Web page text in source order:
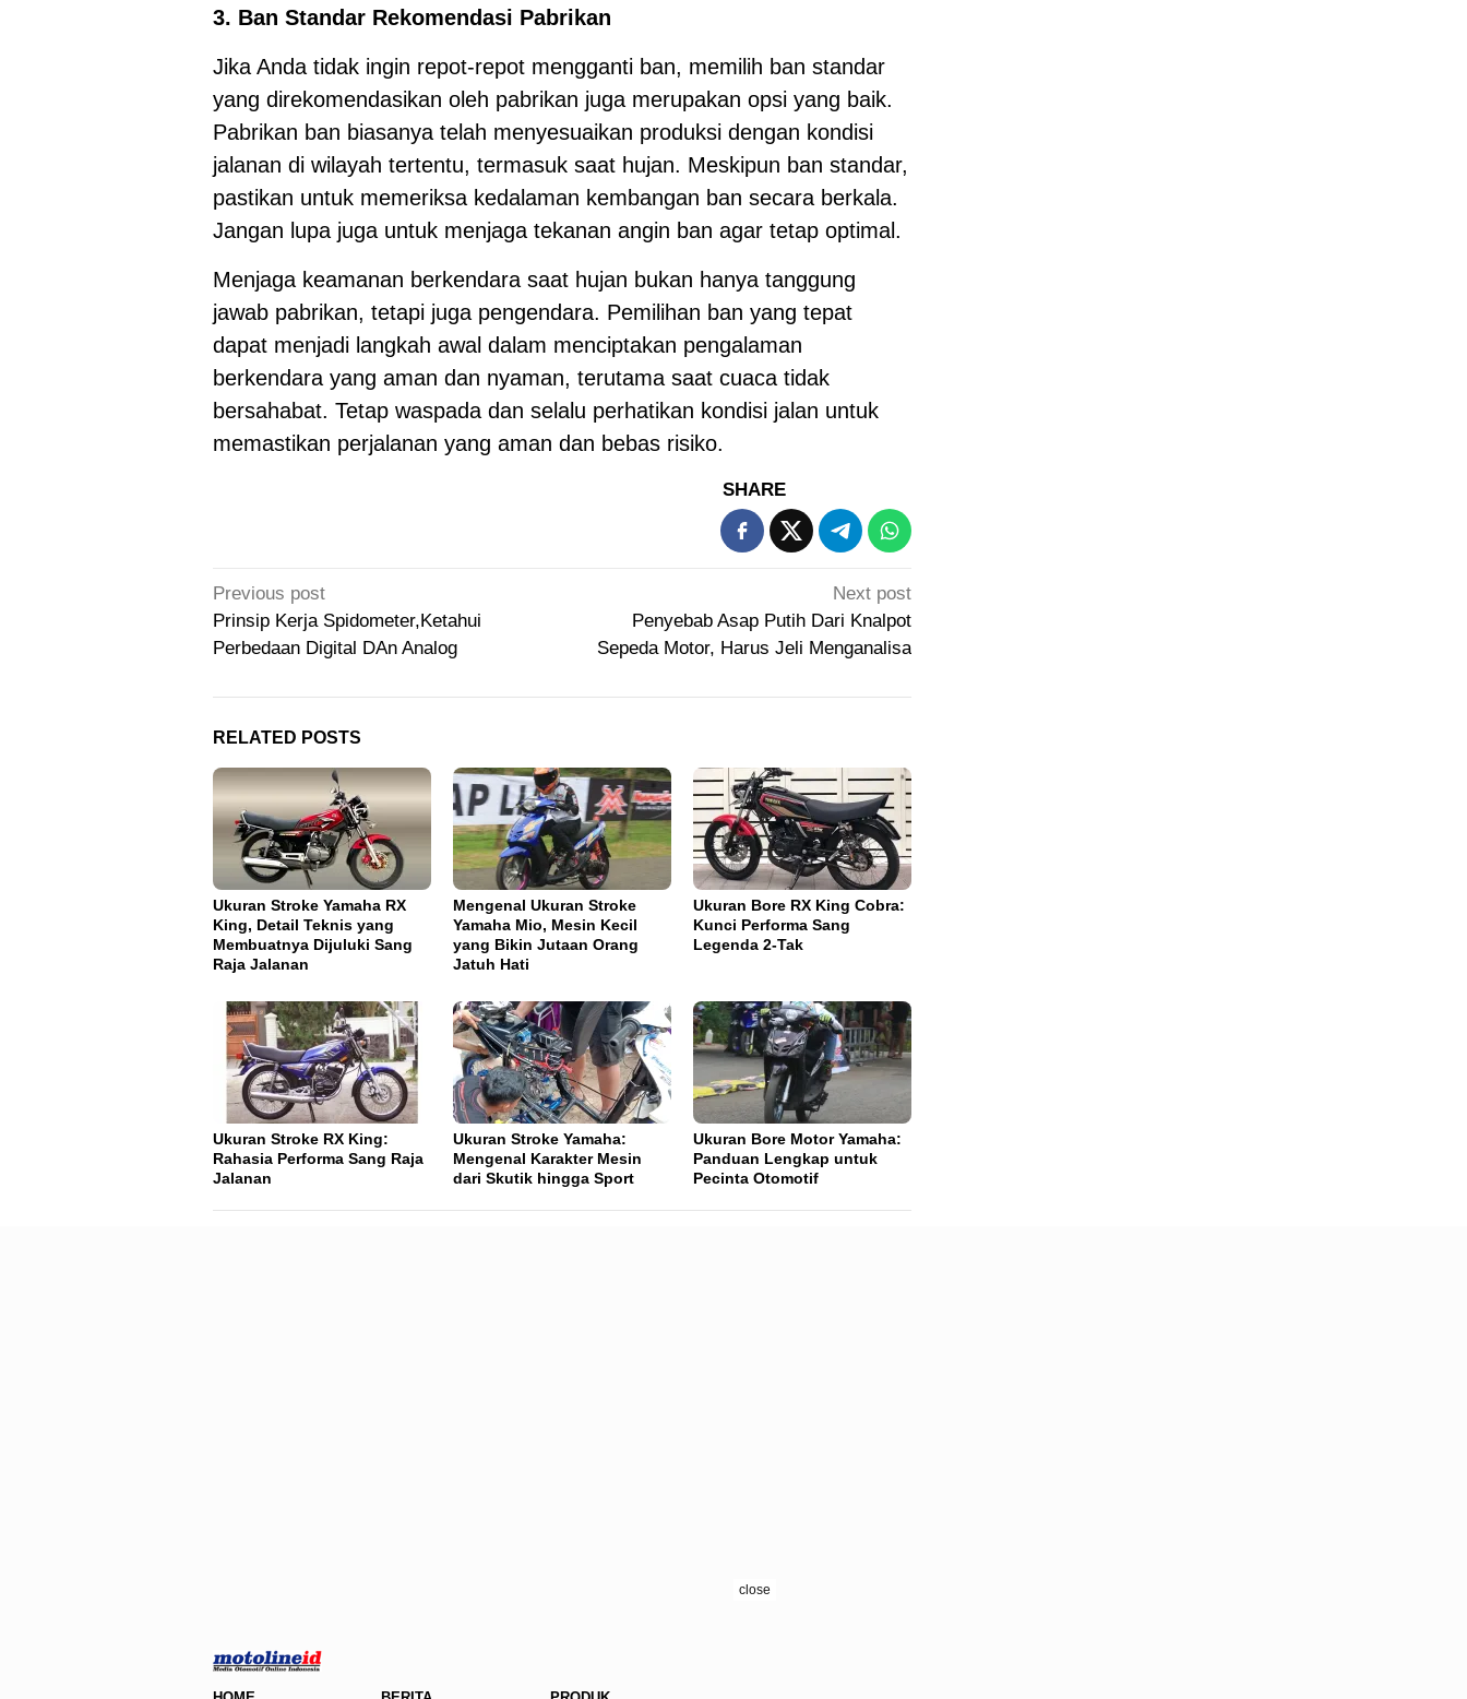
3. Ban Standar Rekomendasi Pabrikan
Jika Anda tidak ingin repot-repot mengganti ban, memilih ban standar
yang direkomendasikan oleh pabrikan juga merupakan opsi yang baik.
Pabrikan ban biasanya telah menyesuaikan produksi dengan kondisi
jalanan di wilayah tertentu, termasuk saat hujan. Meskipun ban standar,
pastikan untuk memeriksa kedalaman kembangan ban secara berkala.
Jangan lupa juga untuk menjaga tekanan angin ban agar tetap optimal.
Menjaga keamanan berkendara saat hujan bukan hanya tanggung
jawab pabrikan, tetapi juga pengendara. Pemilihan ban yang tepat
dapat menjadi langkah awal dalam menciptakan pengalaman
berkendara yang aman dan nyaman, terutama saat cuaca tidak
bersahabat. Tetap waspada dan selalu perhatikan kondisi jalan untuk
memastikan perjalanan yang aman dan bebas risiko.
SHARE
Post
navigation
Previous post
Prinsip Kerja Spidometer,Ketahui
Perbedaan Digital DAn Analog
Next post
Penyebab Asap Putih Dari Knalpot
Sepeda Motor, Harus Jeli Menganalisa
RELATED POSTS
Ukuran Stroke Yamaha RX
King, Detail Teknis yang
Membuatnya Dijuluki Sang
Raja Jalanan
Mengenal Ukuran Stroke
Yamaha Mio, Mesin Kecil
yang Bikin Jutaan Orang
Jatuh Hati
Ukuran Bore RX King Cobra:
Kunci Performa Sang
Legenda 2-Tak
Ukuran Stroke RX King:
Rahasia Performa Sang Raja
Jalanan
Ukuran Stroke Yamaha:
Mengenal Karakter Mesin
dari Skutik hingga Sport
Ukuran Bore Motor Yamaha:
Panduan Lengkap untuk
Pecinta Otomotif
close